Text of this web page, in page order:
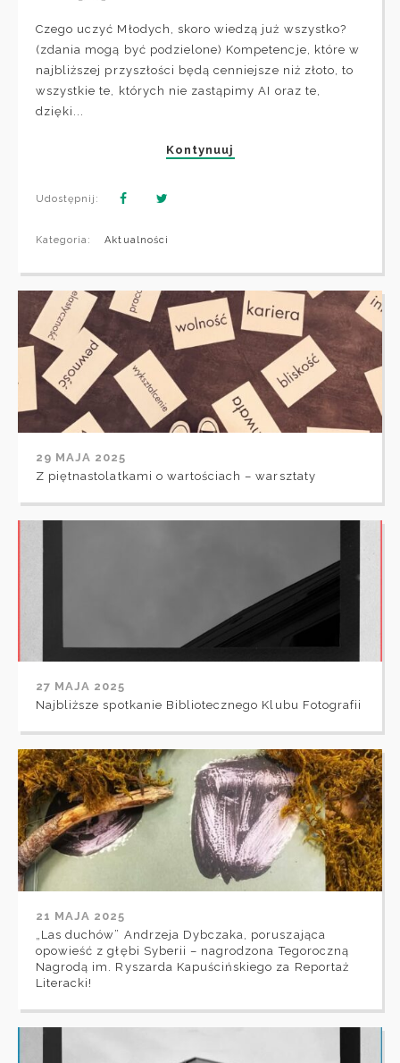
Czego uczyć Młodych, skoro wiedzą już wszystko?
(zdania mogą być podzielone) Kompetencje, które w
najbliższej przyszłości będą cenniejsze niż złoto, to
wszystkie te, których nie zastąpimy AI oraz te,
dzięki...
Kontynuuj
Udostępnij:
Kategoria: Aktualności
29 MAJA 2025
Z piętnastolatkami o wartościach – warsztaty
27 MAJA 2025
Najbliższe spotkanie Bibliotecznego Klubu Fotografii
21 MAJA 2025
„Las duchów” Andrzeja Dybczaka, poruszająca
opowieść z głębi Syberii – nagrodzona Tegoroczną
Nagrodą im. Ryszarda Kapuścińskiego za Reportaż
Literacki!